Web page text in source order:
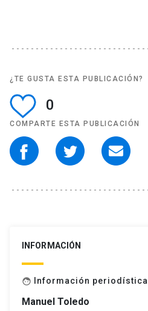
¿TE GUSTA ESTA PUBLICACIÓN?
0
COMPARTE ESTA PUBLICACIÓN
INFORMACIÓN
face Información periodística
Manuel Toledo